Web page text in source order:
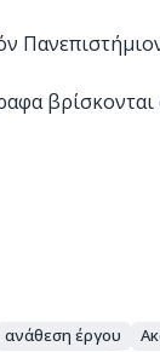
ανάθεση έργου